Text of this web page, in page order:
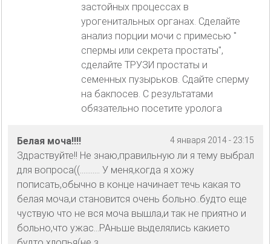
застойных процессах в
урогенитальных органах. Сделайте
анализ порции мочи с примесью "
спермы или секрета простаты",
сделайте ТРУЗИ простаты и
семенных пузырьков. Сдайте сперму
на бакпосев. С результатами
обязательно посетите уролога
4 января 2014 - 23:15
Белая моча!!!!
Здраствуйте!! Не знаю,правильную ли я тему выбрал
для вопроса((........... У меня,когда я хожу
пописать,обычно в конце начинает течь какая то
белая моча,и становится очень больно..будто еще
чуствую что не вся моча вышла,и так не приятно и
больно,что ужас...РАньше выделялись какието